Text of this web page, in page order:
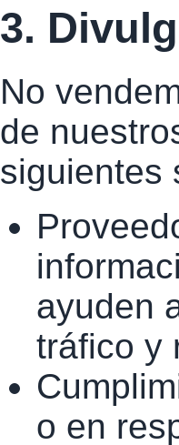
3.
No
de
siguientes
ayuden
tráfico y
o en